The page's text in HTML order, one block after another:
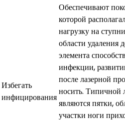
Избегать
инфицирования
Обеспечивают
которой
нагрузку на
области удаления
элемента
инфекции,
после лазерной
носить.
являются пятки,
участки ноги